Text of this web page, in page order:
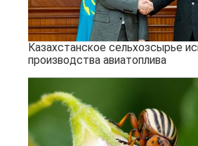
Казахстанское сельхозсырье
производства авиатоплива